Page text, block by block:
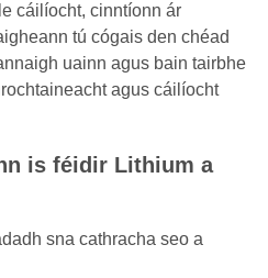
cáilíocht, cinntíonn ár
tú cógais den chéad
uainn agus bain tairbhe
agus cáilíocht
is féidir Lithium a
sna cathracha seo a